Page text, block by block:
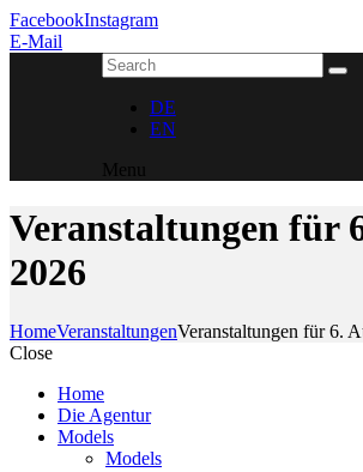
FacebookInstagram
E-Mail
DE
EN
Menu
Veranstaltungen für
2026
HomeVeranstaltungenVeranstaltungen für 6.
Close
Home
Die Agentur
Models
Models